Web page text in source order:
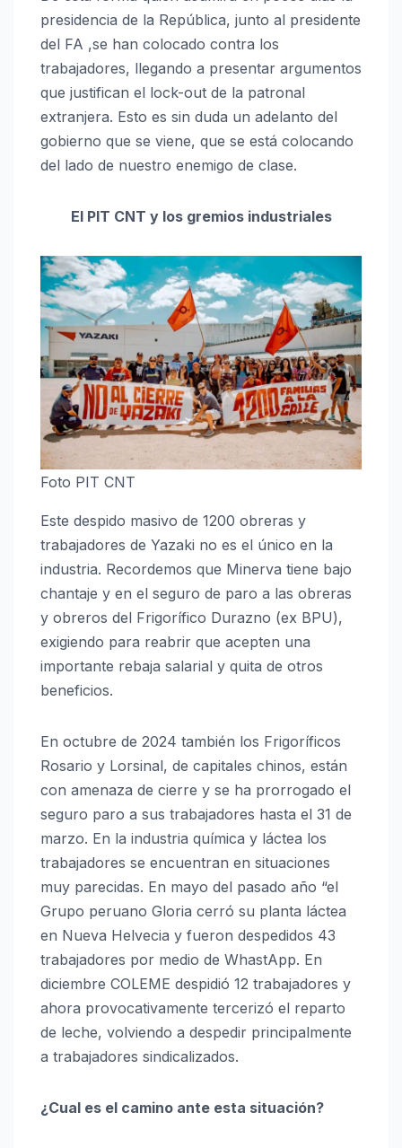
presidencia de la República, junto al presidente
del FA ,se han colocado contra los
trabajadores, llegando a presentar argumentos
que justifican el lock-out de la patronal
extranjera. Esto es sin duda un adelanto del
gobierno que se viene, que se está colocando
del lado de nuestro enemigo de clase.
El PIT CNT y los gremios industriales
Foto PIT CNT
Este despido masivo de 1200 obreras y
trabajadores de Yazaki no es el único en la
industria. Recordemos que Minerva tiene bajo
chantaje y en el seguro de paro a las obreras
y obreros del Frigorífico Durazno (ex BPU),
exigiendo para reabrir que acepten una
importante rebaja salarial y quita de otros
beneficios.
En octubre de 2024 también los Frigoríficos
Rosario y Lorsinal, de capitales chinos, están
con amenaza de cierre y se ha prorrogado el
seguro paro a sus trabajadores hasta el 31 de
marzo. En la industria química y láctea los
trabajadores se encuentran en situaciones
muy parecidas. En mayo del pasado año “el
Grupo peruano Gloria cerró su planta láctea
en Nueva Helvecia y fueron despedidos 43
trabajadores por medio de WhastApp. En
diciembre COLEME despidió 12 trabajadores y
ahora provocativamente tercerizó el reparto
de leche, volviendo a despedir principalmente
a trabajadores sindicalizados.
¿Cual es el camino ante esta situación?